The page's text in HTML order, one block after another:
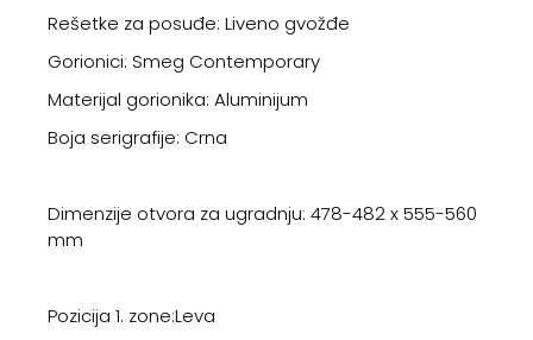
Rešetke za posuđe: Liveno gvožđe
Gorionici: Smeg Contemporary
Materijal gorionika: Aluminijum
Boja serigrafije: Crna
Dimenzije otvora za ugradnju: 478-482 x 555-560
mm
Pozicija 1. zone:Leva